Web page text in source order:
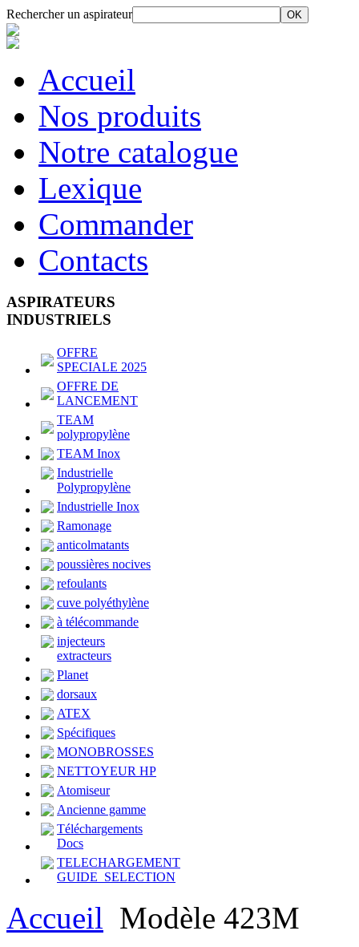
Rechercher un aspirateur
Accueil
Nos produits
Notre catalogue
Lexique
Commander
Contacts
ASPIRATEURS
INDUSTRIELS
OFFRE
SPECIALE 2025
OFFRE DE
LANCEMENT
TEAM
polypropylène
TEAM Inox
Industrielle
Polypropylène
Industrielle Inox
Ramonage
anticolmatants
poussières nocives
refoulants
cuve polyéthylène
à télécommande
injecteurs
extracteurs
Planet
dorsaux
ATEX
Spécifiques
MONOBROSSES
NETTOYEUR HP
Atomiseur
Ancienne gamme
Téléchargements
Docs
TELECHARGEMENT
GUIDE_SELECTION
Accueil Modèle 423M